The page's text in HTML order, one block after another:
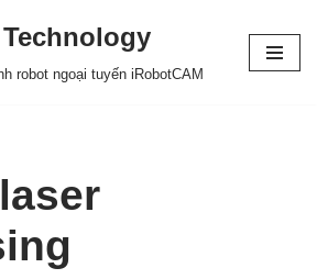
robot ngoại tuyến iRobotCAM